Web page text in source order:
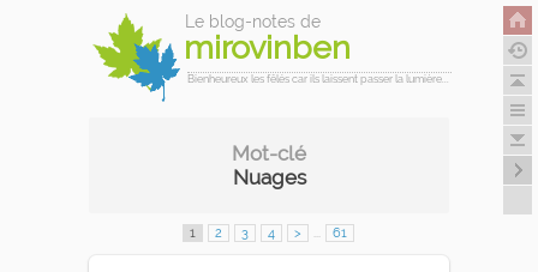
Le blog-notes de
mirovinben
Bienheureux les fêlés car ils laissent passer la lumière...
Mot-clé
Nuages
1 2 3 4 > ... 61